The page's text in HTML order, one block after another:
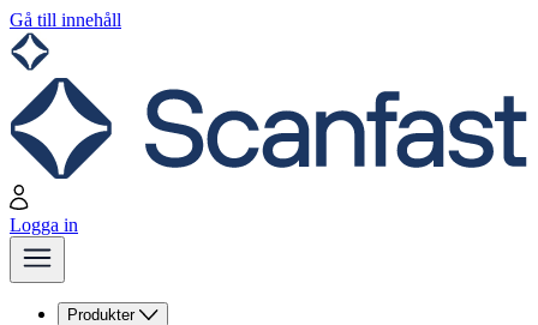
Gå till innehåll
Logga in
Produkter